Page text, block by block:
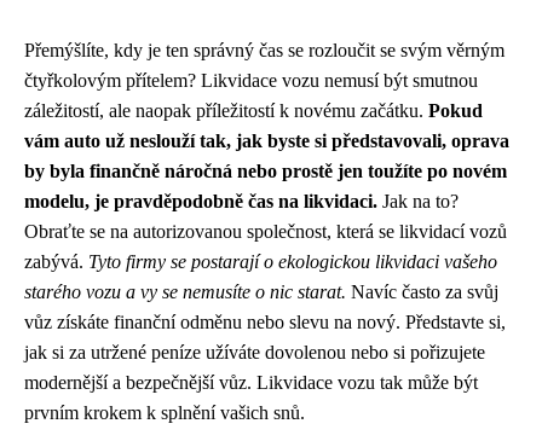
Přemýšlíte, kdy je ten správný čas se rozloučit se svým věrným
čtyřkolovým přítelem? Likvidace vozu nemusí být smutnou
záležitostí, ale naopak příležitostí k novému začátku. Pokud
vám auto už neslouží tak, jak byste si představovali, oprava
by byla finančně náročná nebo prostě jen toužíte po novém
modelu, je pravděpodobně čas na likvidaci. Jak na to?
Obraťte se na autorizovanou společnost, která se likvidací vozů
zabývá. Tyto firmy se postarají o ekologickou likvidaci vašeho
starého vozu a vy se nemusíte o nic starat. Navíc často za svůj
vůz získáte finanční odměnu nebo slevu na nový. Představte si,
jak si za utržené peníze užíváte dovolenou nebo si pořizujete
modernější a bezpečnější vůz. Likvidace vozu tak může být
prvním krokem k splnění vašich snů.